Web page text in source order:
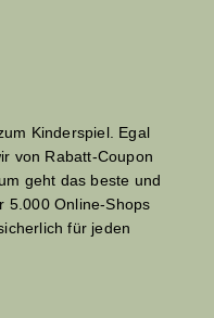
Kinderspiel. Egal
von Rabatt-Coupon
geht das beste und
5.000 Online-Shops
für jeden